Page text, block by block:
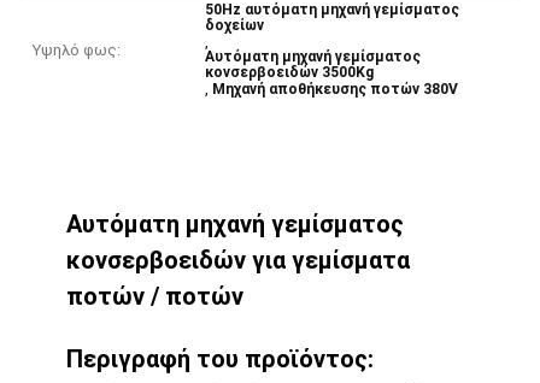
Υψηλό φως:
50Hz αυτόματη μηχανή γεμίσματος
δοχείων
,
Αυτόματη μηχανή γεμίσματος
κονσερβοειδών 3500Kg
, Μηχανή αποθήκευσης ποτών 380V
Αυτόματη μηχανή γεμίσματος
κονσερβοειδών για γεμίσματα
ποτών / ποτών
Περιγραφή του προϊόντος: